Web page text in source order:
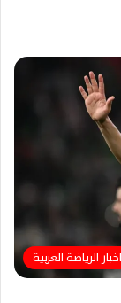
اخبار الرياضة العربية